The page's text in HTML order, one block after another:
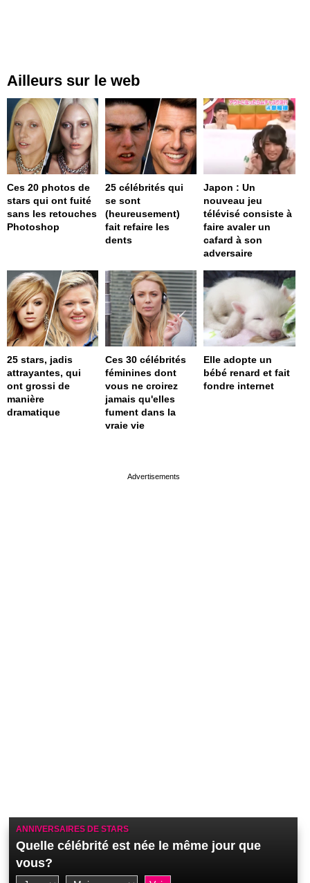
Ailleurs sur le web
Ces 20 photos de
stars qui ont fuité
sans les retouches
Photoshop
25 célébrités qui
se sont
(heureusement)
fait refaire les
dents
Japon : Un
nouveau jeu
télévisé consiste à
faire avaler un
cafard à son
adversaire
25 stars, jadis
attrayantes, qui
ont grossi de
manière
dramatique
Ces 30 célébrités
féminines dont
vous ne croirez
jamais qu'elles
fument dans la
vraie vie
Elle adopte un
bébé renard et fait
fondre internet
ANNIVERSAIRES DE STARS
Quelle célébrité est née le même jour que
vous?